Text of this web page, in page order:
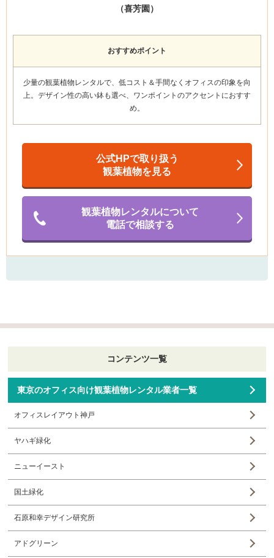
（喜芳園）
おすすめポイント
少量の観葉植物レンタルで、低コスト＆手間なくオフィスの印象を向
上。 デザイン性の高い鉢も選べ、ワンポイントのアクセント におすす
め。
公式HPで取り扱う
観葉植物を見る
観葉植物レンタルについて
電話で相談する
コンテンツ一覧
東京のオフィス向け観葉植物レンタル業者一覧
オフィスレイアウト神戸
ヤハギ緑化
ニューイースト
国土緑化
石原和幸デザイン研究所
アドグリーン